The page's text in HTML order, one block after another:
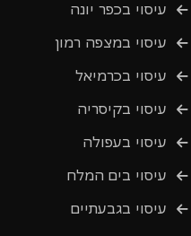
עיסוי בכפר יונה
עיסוי במצפה רמון
עיסוי בכרמיאל
עיסוי בקיסריה
עיסוי בעפולה
עיסוי בים המלח
עיסוי בגבעתיים